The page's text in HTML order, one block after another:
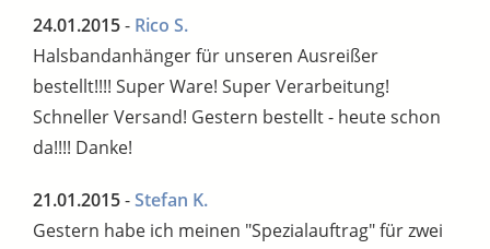
24.01.2015- Rico S.
Halsbandanhänger für unseren Ausreißer
bestellt!!!! Super Ware! Super Verarbeitung!
Schneller Versand! Gestern bestellt - heute schon
da!!!! Danke!
21.01.2015-Stefan K.
Gestern habe ich meinen "Spezialauftrag" für zwei